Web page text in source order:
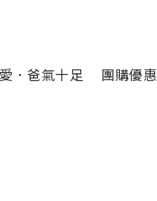
．爸氣十足 團購優惠